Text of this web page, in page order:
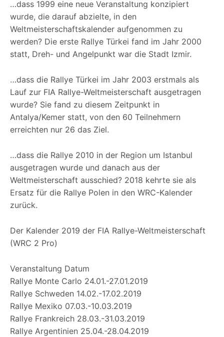
…dass 1999 eine neue Veranstaltung konzipiert
wurde, die darauf abzielte, in den
Weltmeisterschaftskalender aufgenommen zu
werden? Die erste Rallye Türkei fand im Jahr 2000
statt, Dreh- und Angelpunkt war die Stadt Izmir.
…dass die Rallye Türkei im Jahr 2003 erstmals als
Lauf zur FIA Rallye-Weltmeisterschaft ausgetragen
wurde? Sie fand zu diesem Zeitpunkt in
Antalya/Kemer statt, von den 60 Teilnehmern
erreichten nur 26 das Ziel.
…dass die Rallye 2010 in der Region um Istanbul
ausgetragen wurde und danach aus der
Weltmeisterschaft ausschied? 2018 kehrte sie als
Ersatz für die Rallye Polen in den WRC-Kalender
zurück.
Der Kalender 2019 der FIA Rallye-Weltmeisterschaft
(WRC 2 Pro)
Veranstaltung Datum
Rallye Monte Carlo 24.01.-27.01.2019
Rallye Schweden 14.02.-17.02.2019
Rallye Mexiko 07.03.-10.03.2019
Rallye Frankreich 28.03.-31.03.2019
Rallye Argentinien 25.04.-28.04.2019